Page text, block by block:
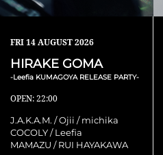
FRI14 AUGUST 2026
HIRAKE GOMA
-Leefia KUMAGOYA RELEASE PARTY-
OPEN: 22:00
J.A.K.A.M. / Ojii / michika
COCOLY / Leefia
MAMAZU / RUI HAYAKAWA